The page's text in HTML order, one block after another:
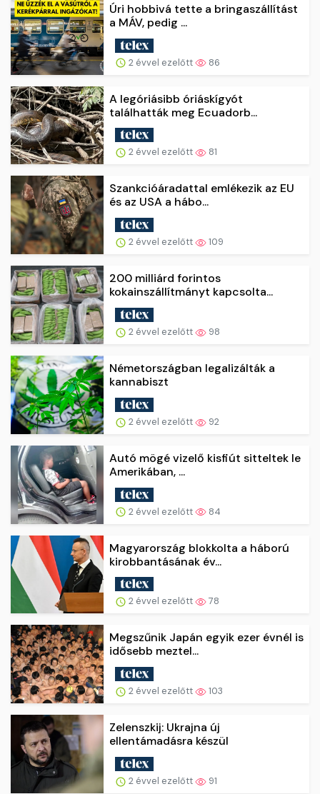
Úri hobbivá tette a bringaszállítást
a MÁV, pedig ...
2 évvel ezelőtt 86
A legóriásibb óriáskígyót
találhatták meg Ecuadorb...
2 évvel ezelőtt 81
Szankcióáradattal emlékezik az EU
és az USA a hábo...
2 évvel ezelőtt 109
200 milliárd forintos
kokainszállítmányt kapcsolta...
2 évvel ezelőtt 98
Németországban legalizálták a
kannabiszt
2 évvel ezelőtt 92
Autó mögé vizelő kisfiút sitteltek le
Amerikában, ...
2 évvel ezelőtt 84
Magyarország blokkolta a háború
kirobbantásának év...
2 évvel ezelőtt 78
Megszűnik Japán egyik ezer évnél is
idősebb meztel...
2 évvel ezelőtt 103
Zelenszkij: Ukrajna új
ellentámadásra készül
2 évvel ezelőtt 91